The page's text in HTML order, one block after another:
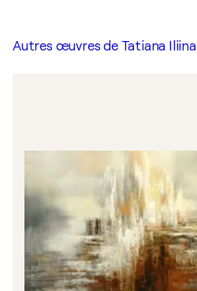
Autres œuvres de Tatiana Iliina